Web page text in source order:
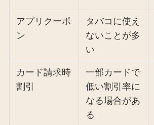
アプリクーポ
ン
タバコに使え
ないことが多
い
カード請求時
割引
一部カードで
低い割引率に
なる場合があ
る